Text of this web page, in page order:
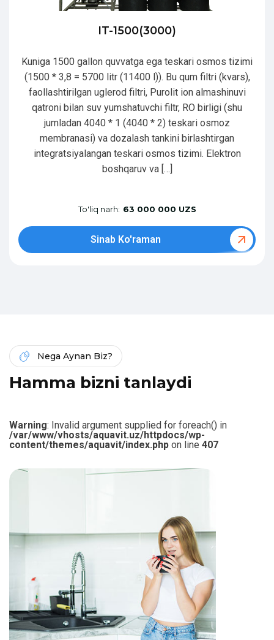
IT-1500(3000)
Kuniga 1500 gallon quvvatga ega teskari osmos tizimi
(1500 * 3,8 = 5700 litr (11400 l)). Bu qum filtri (kvars),
faollashtirilgan uglerod filtri, Purolit ion almashinuvi
qatroni bilan suv yumshatuvchi filtr, RO birligi (shu
jumladan 4040 * 1 (4040 * 2) teskari osmoz
membranasi) va dozalash tankini birlashtirgan
integratsiyalangan teskari osmos tizimi. Elektron
boshqaruv va […]
To'liq narh: 63 000 000 UZS
Sinab Ko'raman
Nega Aynan Biz?
Hamma bizni tanlaydi
Warning: Invalid argument supplied for foreach() in
/var/www/vhosts/aquavit.uz/httpdocs/wp-
content/themes/aquavit/index.php on line 407